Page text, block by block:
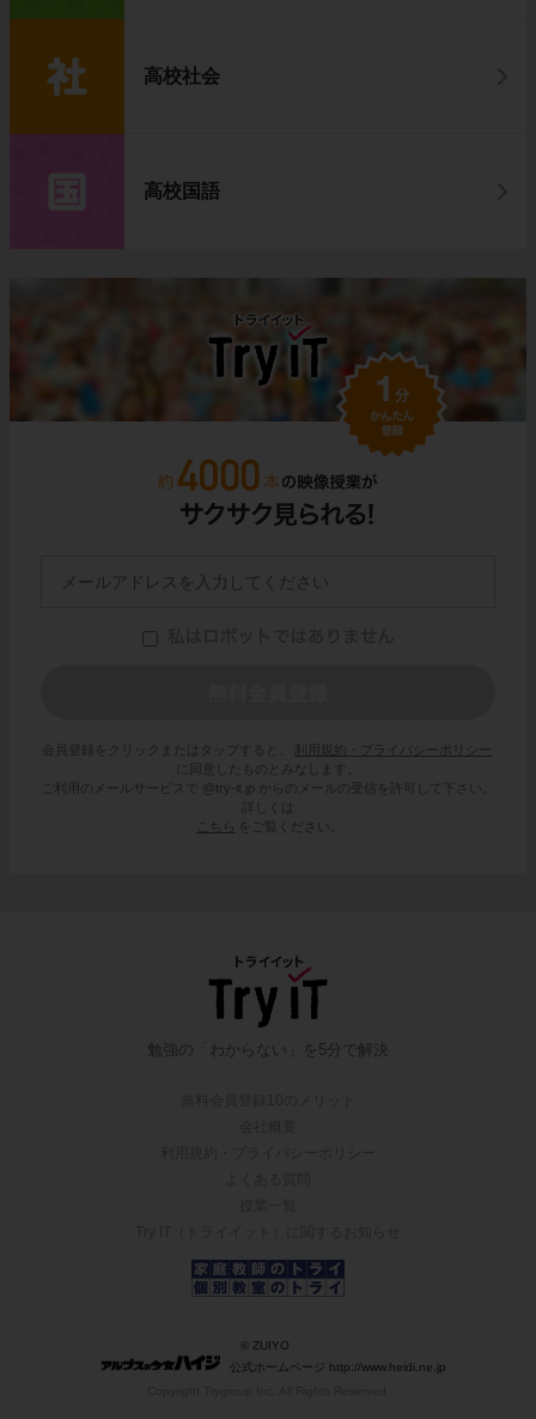
高校社会
高校国語
会員登録をクリックまたはタップすると、
利用規約・プライバシーポリシー
に同意したものとみなします。
ご利用のメールサービスで @try-it.jp からのメールの受信を許可して下さい。
詳しくは
こちら
をご覧ください。
勉強の「わからない」を5分で解決
© ZUIYO
公式ホームページ http://www.heidi.ne.jp